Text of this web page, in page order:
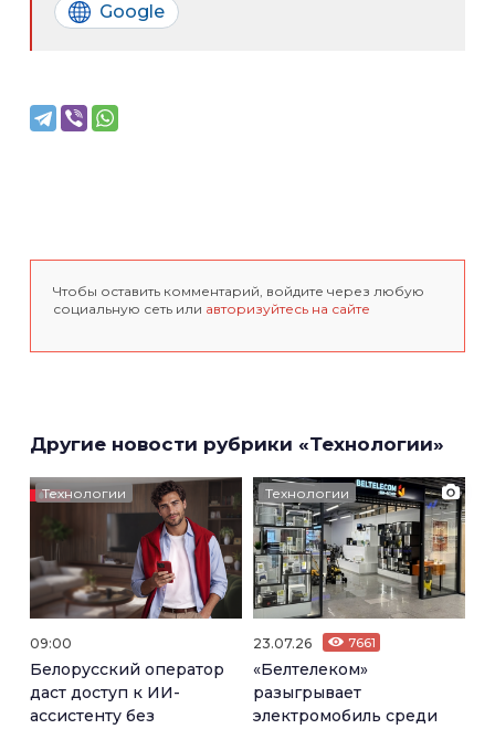
Google
Чтобы оставить комментарий, войдите через любую
социальную сеть или авторизуйтесь на сайте
Другие новости рубрики «Технологии»
Технологии
09:00
Белорусский оператор
даст доступ к ИИ-
ассистенту без
Технологии
23.07.26 7661
«Белтелеком»
разыгрывает
электромобиль среди